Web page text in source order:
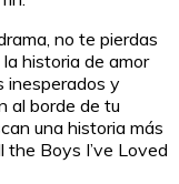
no te pierdas
la historia de amor
inesperados y
al borde de tu
una historia más
the Boys I’ve Loved